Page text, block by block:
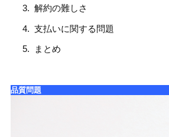
解約の難しさ
支払いに関する問題
まとめ
品質問題